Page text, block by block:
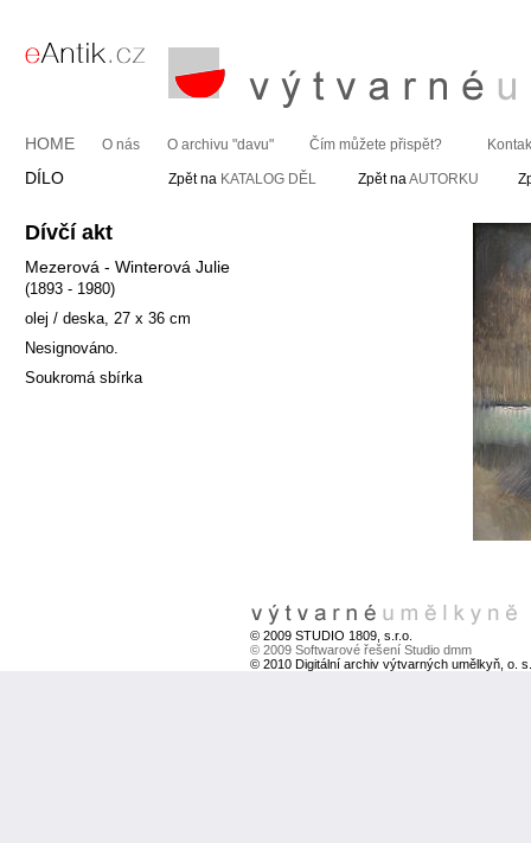
HOME O nás O archivu "davu" Čím můžete přispět?
DÍLO Zpět na KATALOG DĚL Zpět naAUTORKU
Dívčí akt
Mezerová - Winterová Julie
(1893 - 1980)
olej / deska, 27 x 36 cm
Nesignováno.
Soukromá sbírka
© 2009 STUDIO 1809, s.r.o.
© 2009 Softwarové řešení Studio dmm
© 2010 Digitální archiv výtvarných umělkyň, o. s.